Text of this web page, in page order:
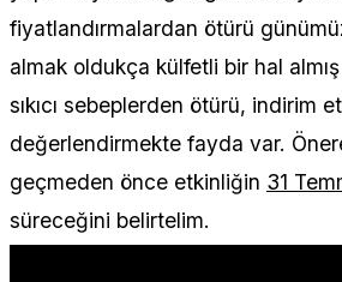
fiyatlandırmalardan ötürü
almak oldukça külfetli bir hal
sıkıcı sebeplerden ötürü, indirim
değerlendirmekte fayda var.
geçmeden önce etkinliğin 31
süreceğini belirtelim.